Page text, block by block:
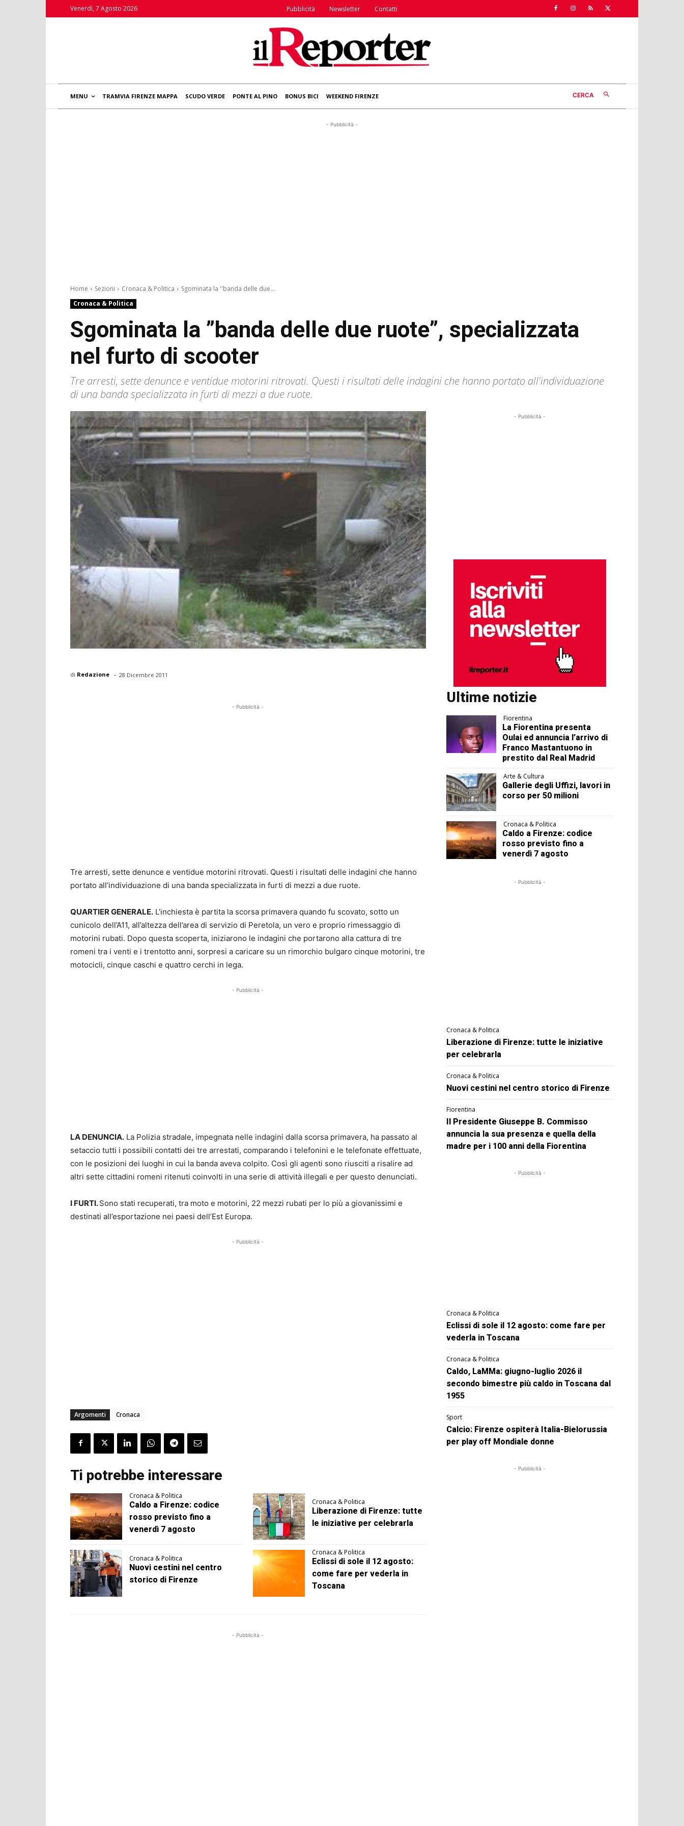
Venerdì, 7 Agosto 2026 Pubblicità Newsletter Contatti
MENU TRAMVIA FIRENZE MAPPA SCUDO VERDE PONTE AL PINO BONUS BICI WEEKEND FIRENZE CERCA
- Pubblicità -
Home Sezioni Cronaca & Politica
Sgominata la ''banda delle due...
Cronaca & Politica
Sgominata la ”banda delle due ruote”, specializzata
nel furto di scooter
Tre arresti, sette denunce e ventidue motorini ritrovati. Questi i risultati delle indagini che hanno portato all'individuazione
di una banda specializzata in furti di mezzi a due ruote.
di Redazione - 28 Dicembre 2011
- Pubblicità -
Tre arresti, sette denunce e ventidue motorini ritrovati. Questi i risultati delle indagini che hanno
portato all’individuazione di una banda specializzata in furti di mezzi a due ruote.
QUARTIER GENERALE. L’inchiesta è partita la scorsa primavera quando fu scovato, sotto un
cunicolo dell’A11, all’altezza dell’area di servizio di Peretola, un vero e proprio rimessaggio di
motorini rubati. Dopo questa scoperta, iniziarono le indagini che portarono alla cattura di tre
romeni tra i venti e i trentotto anni, sorpresi a caricare su un rimorchio bulgaro cinque motorini, tre
motocicli, cinque caschi e quattro cerchi in lega.
- Pubblicità -
LA DENUNCIA. La Polizia stradale, impegnata nelle indagini dalla scorsa primavera, ha passato al
setaccio tutti i possibili contatti dei tre arrestati, comparando i telefonini e le telefonate effettuate,
con le posizioni dei luoghi in cui la banda aveva colpito. Così gli agenti sono riusciti a risalire ad
altri sette cittadini romeni ritenuti coinvolti in una serie di attività illegali e per questo denunciati.
I FURTI.Sono stati recuperati, tra moto e motorini, 22 mezzi rubati per lo più a giovanissimi e
destinati all’esportazione nei paesi dell’Est Europa.
- Pubblicità -
Argomenti Cronaca
Ti potrebbe interessare
Cronaca & Politica
Caldo a Firenze: codice
rosso previsto fino a
venerdì 7 agosto
Cronaca & Politica
Liberazione di Firenze: tutte
le iniziative per celebrarla
Cronaca & Politica
Nuovi cestini nel centro
storico di Firenze
Cronaca & Politica
Eclissi di sole il 12 agosto:
come fare per vederla in
Toscana
- Pubblicità -
- Pubblicità -
Ultime notizie
Fiorentina
La Fiorentina presenta
Oulai ed annuncia l’arrivo di
Franco Mastantuono in
prestito dal Real Madrid
Arte & Cultura
Gallerie degli Uffizi, lavori in
corso per 50 milioni
Cronaca & Politica
Caldo a Firenze: codice
rosso previsto fino a
venerdì 7 agosto
- Pubblicità -
Cronaca & Politica
Liberazione di Firenze: tutte le iniziative
per celebrarla
Cronaca & Politica
Nuovi cestini nel centro storico di Firenze
Fiorentina
Il Presidente Giuseppe B. Commisso
annuncia la sua presenza e quella della
madre per i 100 anni della Fiorentina
- Pubblicità -
Cronaca & Politica
Eclissi di sole il 12 agosto: come fare per
vederla in Toscana
Cronaca & Politica
Caldo, LaMMa: giugno-luglio 2026 il
secondo bimestre più caldo in Toscana dal
1955
Sport
Calcio: Firenze ospiterà Italia-Bielorussia
per play off Mondiale donne
- Pubblicità -